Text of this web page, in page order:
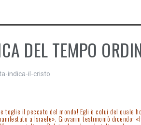
DEL TEMPO
il peccato del mondo! Egli è colui del quale
a Israele». Giovanni testimoniò dicendo: